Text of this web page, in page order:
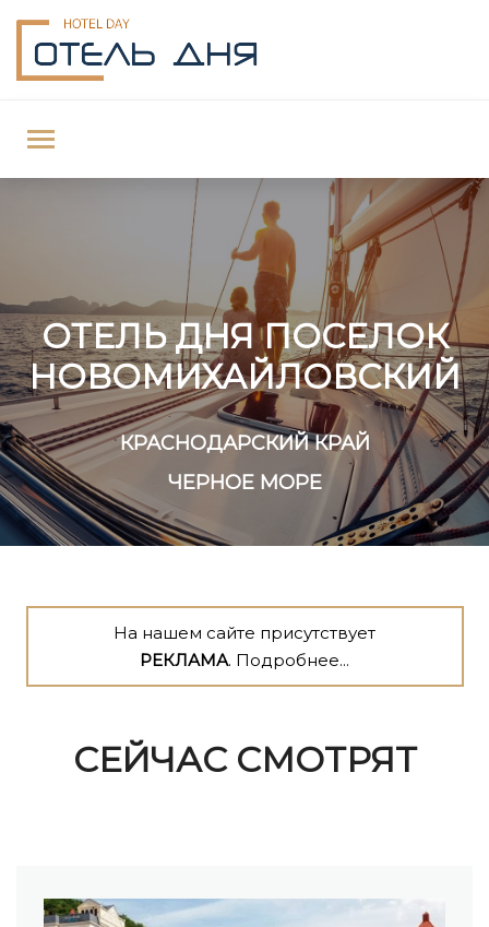
ОТЕЛЬ ДНЯ ПОСЕЛОК
НОВОМИХАЙЛОВСКИЙ
КРАСНОДАРСКИЙ КРАЙ
ЧЕРНОЕ МОРЕ
На нашем сайте присутствует
РЕКЛАМА. Подробнее...
СЕЙЧАС СМОТРЯТ